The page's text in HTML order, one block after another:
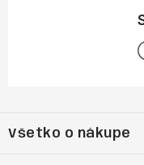
pVšetko o nákupe